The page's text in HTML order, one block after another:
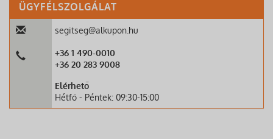
ÜGYFÉLSZOLGÁLAT
segitseg@alkupon.hu
+36 1 490-0010
+36 20 283 9008
Elérhető
Hétfő - Péntek: 09:30-15:00